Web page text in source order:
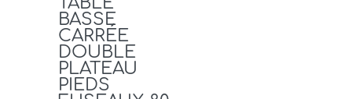
BASSE
CARRÉE
DOUBLE
PLATEAU
PIEDS